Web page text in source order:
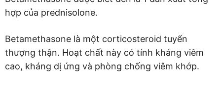
hợp của prednisolone.
Betamethasone là một corticosteroid tuyến
thượng thận. Hoạt chất này có tính kháng viêm
cao, kháng dị ứng và phòng chống viêm khớp.